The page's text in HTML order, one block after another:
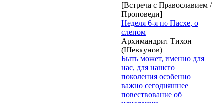
[Встреча с Православием /
Проповеди]
Неделя 6-я по Пасхе, о
слепом
Архимандрит Тихон
(Шевкунов)
Быть может, именно для
нас, для нашего
поколения особенно
важно сегодняшнее
повествование об